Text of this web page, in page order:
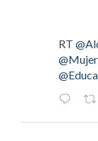
RT